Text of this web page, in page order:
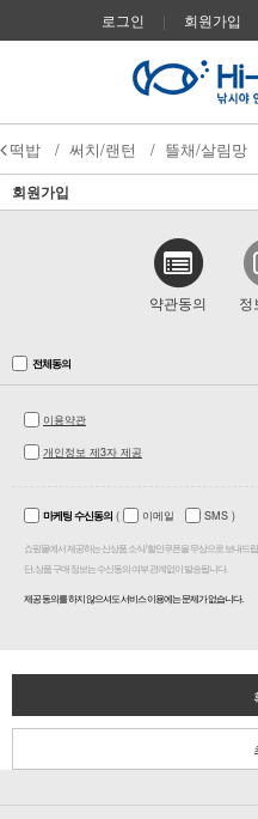
로그인 | 회원가입
떡밥 / 써치/랜턴 / 뜰채/살림망
회원가입
약관동의 정
전체동의
이용약관
개인정보 제3자 제공
마케팅 수신동의 ( 이메일 SMS )
쇼핑몰에서 제공하는 신상품 소식/ 할인쿠폰을 무상으로 보내드
단, 상품 구매 정보는 수신동의 여부 관계없이 발송됩니다.
제공 동의를 하지 않으셔도 서비스 이용에는 문제가 없습니다.